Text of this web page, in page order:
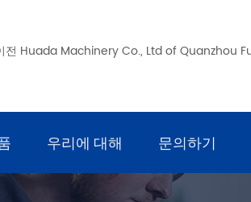
Huada Machinery Co., Ltd of Quanzhou
우리에 대해 문의하기